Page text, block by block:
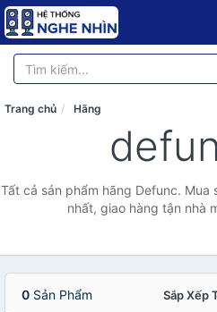
Trang chủ Hãng
Tất cả sản phẩm hãng Defunc.
nhất, giao hàng tận nhà
0 Sản Phẩm Sắp Xếp